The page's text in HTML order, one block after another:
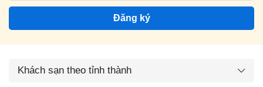
Đăng ký
Khách sạn theo tỉnh thành